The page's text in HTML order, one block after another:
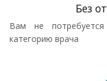
Без
Вам не
категорию врача